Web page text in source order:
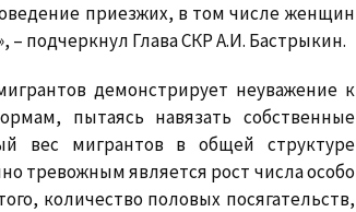
приезжих, в том числе женщин
подчеркнул Глава СКР А.И. Бастрыкин.
демонстрирует неуважение к
пытаясь навязать собственные
вес мигрантов в общей структуре
тревожным является рост числа особо
количество половых посягательств,